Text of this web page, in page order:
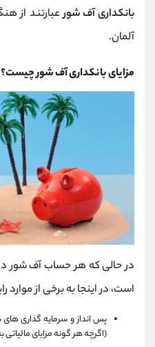
بانکداری آف‌ شورعبارتند از
آلمان.
مزایای بانکداری آف‌ شور چیست؟
در حالی که هر حساب آف‌ شور
است، در اینجا به برخی از موارد
پس انداز و سرمایه گذاری های
(اگرچه هر گونه مزایای